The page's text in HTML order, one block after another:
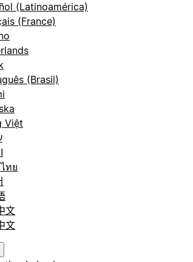
(Latinoamérica)
(France)
(Brasil)
Việt
ทย
文
文